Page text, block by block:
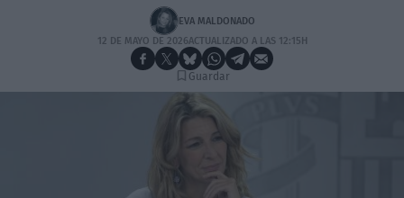
EVA MALDONADO
12 DE MAYO DE 2026ACTUALIZADO A LAS 12:15H
Guardar